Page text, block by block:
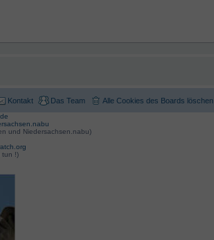
Alle Cookies des Boards löschen
Das Team
Kontakt
und Niedersachsen.nabu)
tun !)